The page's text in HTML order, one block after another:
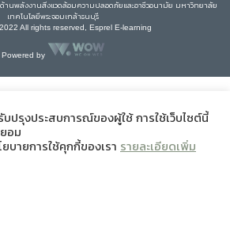
นพลังงานสิ่งแวดล้อมความปลอดภัยและอาชีวอนามัย มหาวิทยาลัย
เทคโนโลยีพระจอมเกล้าธนบุรี
All rights reserved, Esprel E-learning
Powered by
บปรุงประสบการณ์ของผู้ใช้ การใช้เว็บไซต์นี้
อม
บายการใช้คุกกี้ของเรา รายละเอียดเพิ่ม